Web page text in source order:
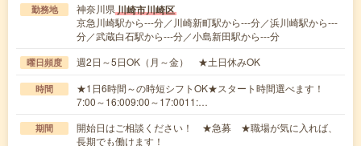
勤務地 神奈川県川崎市川崎区
京急川崎駅から---分／川崎新町駅から---分／浜川崎駅から---
分／武蔵白石駅から---分／小島新田駅から---分
曜日頻度 週2日～5日OK（月～金） ★土日休みOK
時間
★1日6時間～の時短シフトOK★スタート時間選べます！
7:00～16:009:00～17:0011:…
期間
開始日はご相談ください！ ★急募 ★職場が気に入れば、
長期でも働けます！